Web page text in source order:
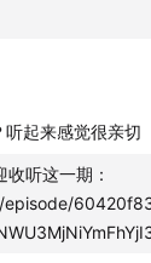
起来感觉很亲切
听这一期：
episode/